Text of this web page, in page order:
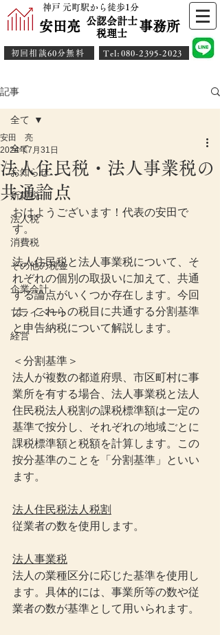
神戸 元町駅から徒歩1分
安田亮 事務所
公認会計士
​税理士
初回相談60分無料 ​Tel:080-2395-2023
記事
全て
お知らせ
所得税
法人税
消費税
その他の税金
企業会計
プライベート
経営
全て
法人住民税・法人事業税の
共通論点
安田 亮
2024年7月31日
おはようございます！代表の安田で
す。
法人住民税と法人事業税について、そ
れぞれの個別の取扱いに加えて、共通
する論点がいくつか存在します。今回
は、これらの税目に共通する分割基準
と申告納税について解説します。
＜分割基準＞
法人が複数の都道府県、市区町村に事
業所を有する場合、法人事業税と法人
住民税法人税割の課税標準額は一定の
基準で按分し、それぞれの地域ごとに
課税標準額と税額を計算します。この
按分基準のことを「分割基準」といい
ます。
法人住民税法人税割
従業者の数を使用します。
法人事業税
法人の業種区分に応じた基準を使用し
ます。具体的には、事業所等の数や従
業者の数が基準として用いられます。